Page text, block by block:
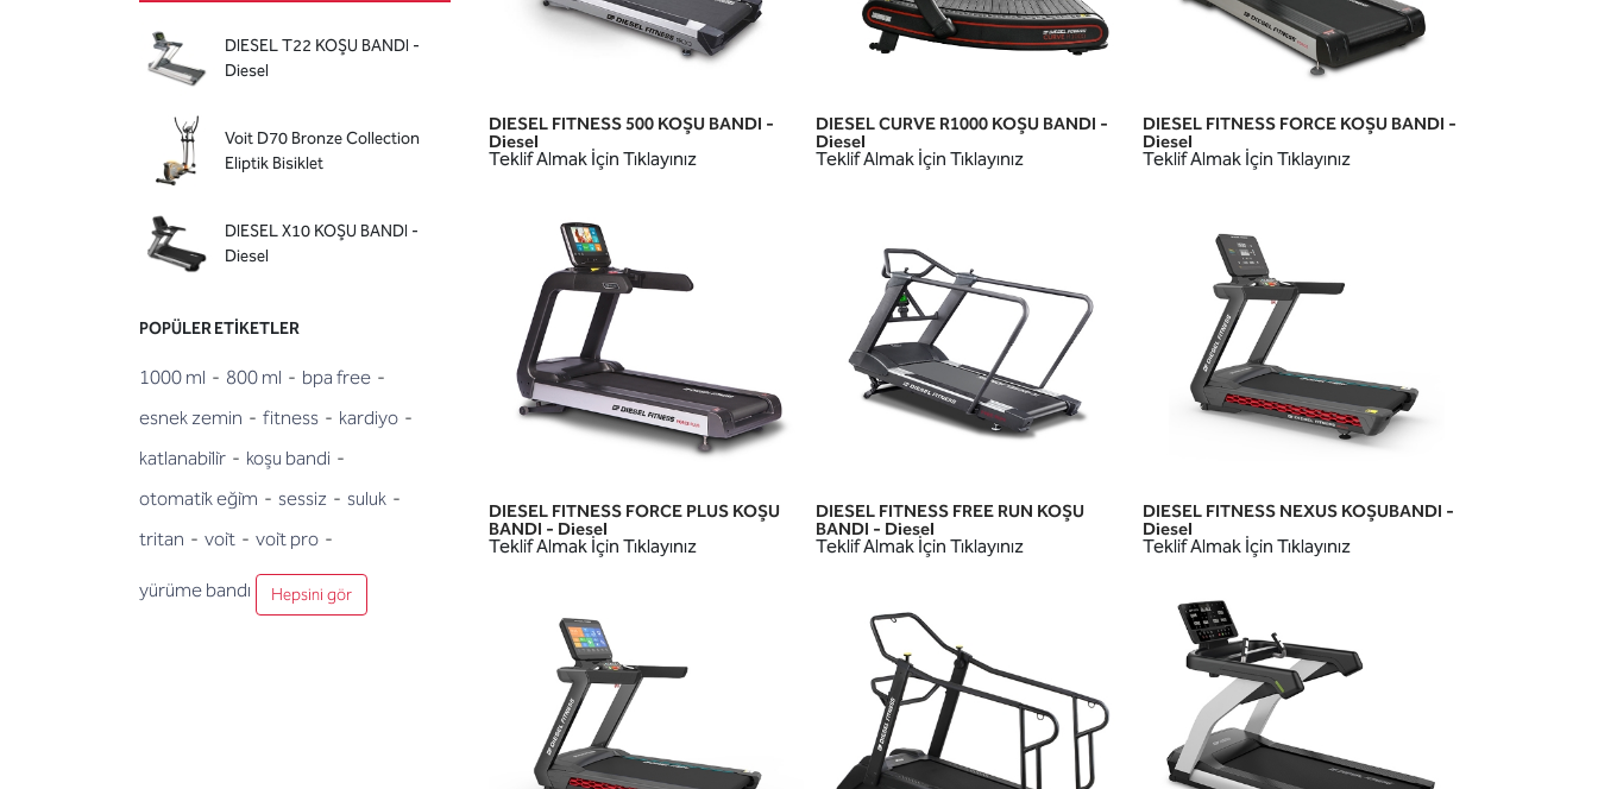
DIESEL T22 KOŞU BANDI -
Diesel
Voit D70 Bronze Collection
Eliptik Bisiklet
DIESEL X10 KOŞU BANDI -
Diesel
POPÜLER ETIKETLER
1000 ml - 800 ml - bpa free -
esnek zemin - fitness - kardiyo -
katlanabi̇li̇r - koşu bandi -
otomati̇k eği̇m - sessiz - suluk -
tritan - voi̇t - voi̇t pro -
yürüme bandı Hepsini gör
HIZLI GÖRÜNÜM
DIESEL FITNESS 500 KOŞU BANDI -
Diesel
Teklif Almak İçin Tıklayınız
HIZLI GÖRÜNÜM
DIESEL CURVE R1000 KOŞU BANDI -
Diesel
Teklif Almak İçin Tıklayınız
HIZLI GÖRÜNÜM
DIESEL FITNESS FORCE KOŞU BANDI -
Diesel
Teklif Almak İçin Tıklayınız
HIZLI GÖRÜNÜM
DIESEL FITNESS FORCE PLUS KOŞU
BANDI - Diesel
Teklif Almak İçin Tıklayınız
HIZLI GÖRÜNÜM
DIESEL FITNESS FREE RUN KOŞU
BANDI - Diesel
Teklif Almak İçin Tıklayınız
HIZLI GÖRÜNÜM
DIESEL FITNESS NEXUS KOŞUBANDI -
Diesel
Teklif Almak İçin Tıklayınız